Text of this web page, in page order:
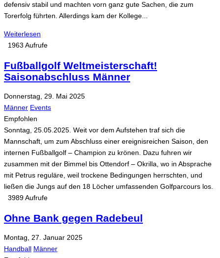
defensiv stabil und machten vorn ganz gute Sachen, die zum
Torerfolg führten. Allerdings kam der Kollege...
Weiterlesen
1963 Aufrufe
Fußballgolf Weltmeisterschaft!
Saisonabschluss Männer
Donnerstag, 29. Mai 2025
Männer Events
Empfohlen
Sonntag, 25.05.2025. Weit vor dem Aufstehen traf sich die
Mannschaft, um zum Abschluss einer ereignisreichen Saison, den
internen Fußballgolf – Champion zu krönen. Dazu fuhren wir
zusammen mit der Bimmel bis Ottendorf – Okrilla, wo in Absprache
mit Petrus reguläre, weil trockene Bedingungen herrschten, und
ließen die Jungs auf den 18 Löcher umfassenden Golfparcours los.
3989 Aufrufe
Ohne Bank gegen Radebeul
Montag, 27. Januar 2025
Handball Männer